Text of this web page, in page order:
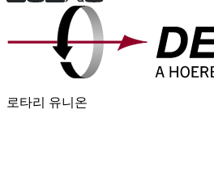
로타리 유니온